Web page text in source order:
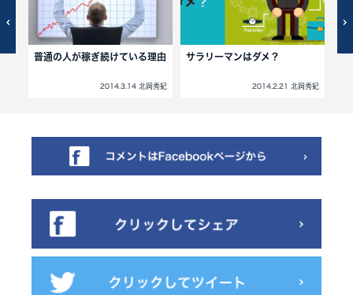
普通の人が稼ぎ続けている理由
2014.3.14 北岡秀紀
サラリーマンはダメ？
2014.2.21 北岡秀紀